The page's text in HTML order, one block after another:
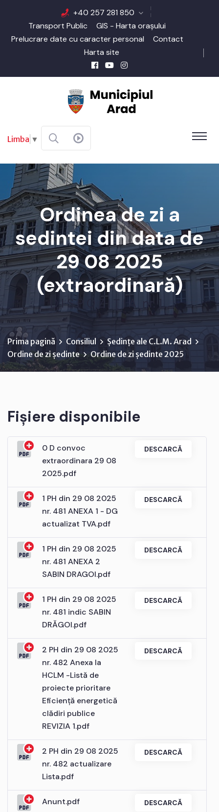
+40 257 281 850
Transport Public
GIS - Harta orașului
Prelucrare date cu caracter personal
Contact
Harta site
Limba ▼
Ordinea de zi a
sedintei din data de
29 08 2025
(extraordinară)
D I S P O Z I Ţ I A nr. 1...
Prima pagină Consiliul
Ședințe ale C.L.M. Arad
Ordine de zi ședinte
Ordine de zi ședinte 2025
Fișiere disponibile
0 D convoc
extraordinara 29 08
2025.pdf
DESCARCĂ
1 PH din 29 08 2025
nr. 481 ANEXA 1 - DG
actualizat TVA.pdf
DESCARCĂ
1 PH din 29 08 2025
nr. 481 ANEXA 2
SABIN DRAGOI.pdf
DESCARCĂ
1 PH din 29 08 2025
nr. 481 indic SABIN
DRĂGOI.pdf
DESCARCĂ
2 PH din 29 08 2025
nr. 482 Anexa la
HCLM -Listă de
proiecte prioritare
Eficiență energetică
clădiri publice
REVIZIA 1.pdf
DESCARCĂ
2 PH din 29 08 2025
nr. 482 actualizare
Lista.pdf
DESCARCĂ
Anunt.pdf DESCARCĂ